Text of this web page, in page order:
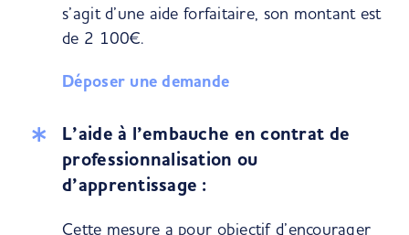
s’agit d’une aide forfaitaire, son montant est
de 2 100€.
Déposer une demande
L’aide à l’embauche en contrat de
professionnalisation ou
d’apprentissage :
Cette mesure a pour objectif d’encourager